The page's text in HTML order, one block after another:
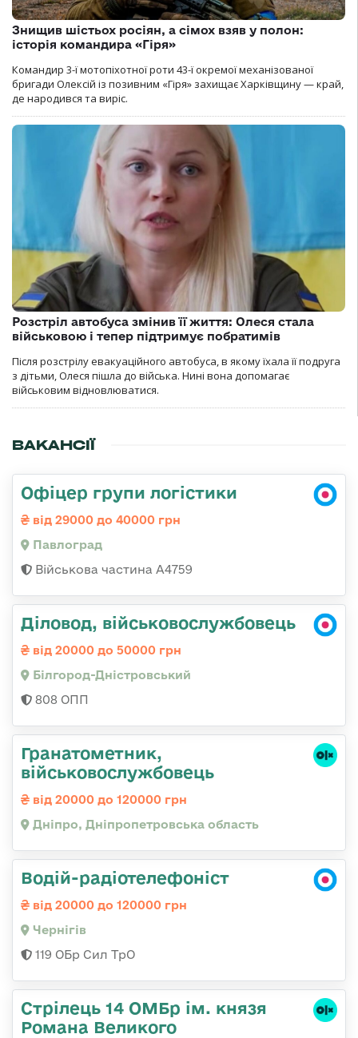
Знищив шістьох росіян, а сімох взяв у полон:
історія командира «Гіря»
Командир 3-ї мотопіхотної роти 43-ї окремої механізованої
бригади Олексій із позивним «Гіря» захищає Харківщину — край,
де народився та виріс.
Розстріл автобуса змінив її життя: Олеся стала
військовою і тепер підтримує побратимів
Після розстрілу евакуаційного автобуса, в якому їхала її подруга
з дітьми, Олеся пішла до війська. Нині вона допомагає
військовим відновлюватися.
ВАКАНСІЇ
Офіцер групи логістики
від 29000 до 40000 грн
Павлоград
Військова частина А4759
Діловод, військовослужбовець
від 20000 до 50000 грн
Білгород-Дністровський
808 ОПП
Гранатометник,
військовослужбовець
від 20000 до 120000 грн
Дніпро, Дніпропетровська область
Водій-радіотелефоніст
від 20000 до 120000 грн
Чернігів
119 ОБр Сил ТрО
Стрілець 14 ОМБр ім. князя
Романа Великого